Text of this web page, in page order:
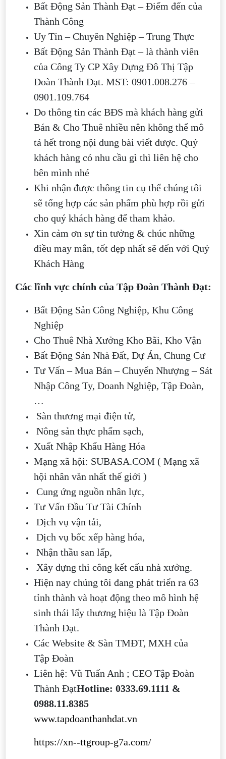
Bất Động Sản Thành Đạt – Điểm đến của
Thành Công
Uy Tín – Chuyên Nghiệp – Trung Thực
Bất Động Sản Thành Đạt – là thành viên
của Công Ty CP Xây Dựng Đô Thị Tập
Đoàn Thành Đạt. MST: 0901.008.276 –
0901.109.764
Do thông tin các BĐS mà khách hàng gửi
Bán & Cho Thuê nhiều nên không thể mô
tả hết trong nội dung bài viết được. Quý
khách hàng có nhu cầu gì thì liên hệ cho
bên mình nhé
Khi nhận được thông tin cụ thể chúng tôi
sẽ tổng hợp các sản phẩm phù hợp rồi gửi
cho quý khách hàng để tham khảo.
Xin cảm ơn sự tin tưởng & chúc những
điều may mắn, tốt đẹp nhất sẽ đến với Quý
Khách Hàng
Các lĩnh vực chính của Tập Đoàn Thành Đạt:
Bất Động Sản Công Nghiệp, Khu Công
Nghiệp
Cho Thuê Nhà Xưởng Kho Bãi, Kho Vận
Bất Động Sản Nhà Đất, Dự Án, Chung Cư
Tư Vấn – Mua Bán – Chuyển Nhượng – Sát
Nhập Công Ty, Doanh Nghiệp, Tập Đoàn,
…
Sàn thương mại điện tử,
Nông sản thực phẩm sạch,
Xuất Nhập Khẩu Hàng Hóa
Mạng xã hội: SUBASA.COM ( Mạng xã
hội nhân văn nhất thế giới )
Cung ứng nguồn nhân lực,
Tư Vấn Đầu Tư Tài Chính
Dịch vụ vận tải,
Dịch vụ bốc xếp hàng hóa,
Nhận thầu san lấp,
Xây dựng thi công kết cấu nhà xưởng.
Hiện nay chúng tôi đang phát triển ra 63
tỉnh thành và hoạt động theo mô hình hệ
sinh thái lấy thương hiệu là Tập Đoàn
Thành Đạt.
Các Website & Sàn TMĐT, MXH của
Tập Đoàn
Liên hệ: Vũ Tuấn Anh ; CEO Tập Đoàn
Thành ĐạtHotline: 0333.69.1111 &
0988.11.8385
www.tapdoanthanhdat.vn
https://xn--ttgroup-g7a.com/